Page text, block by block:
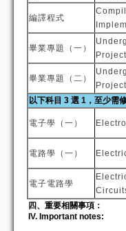
編譯程式
畢業專題（一）
Project
畢業專題（二）
Project
以下科目 3 選 1，至少
電子學（一）
電路學（一）
電子電路學
四、重要相關事項：
IV. Important notes: